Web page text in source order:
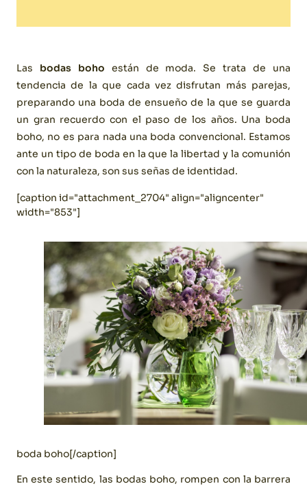
Las bodas boho están de moda. Se trata de una
tendencia de la que cada vez disfrutan más parejas,
preparando una boda de ensueño de la que se guarda
un gran recuerdo con el paso de los años. Una boda
boho, no es para nada una boda convencional. Estamos
ante un tipo de boda en la que la libertad y la comunión
con la naturaleza, son sus señas de identidad.
[caption id="attachment_2704" align="aligncenter"
width="853"]
boda boho[/caption]
En este sentido, las bodas boho, rompen con la barrera